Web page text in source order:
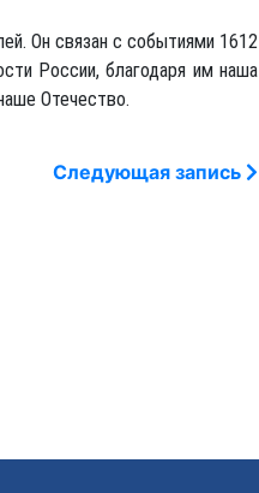
Он связан с событиями 1612
России, благодаря им наша
Отечество.
Следующая запись